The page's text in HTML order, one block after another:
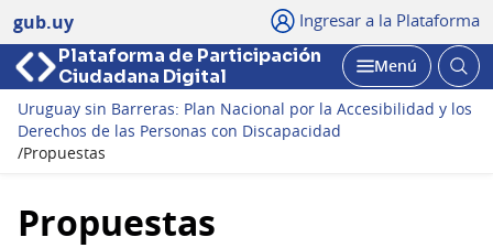
gub.uy Ingresar a la Plataforma
Plataforma de Participación
Ciudadana Digital
Abrir
Menú
Uruguay sin Barreras: Plan Nacional por la Accesibilidad y los
Derechos de las Personas con Discapacidad
/Propuestas
Propuestas